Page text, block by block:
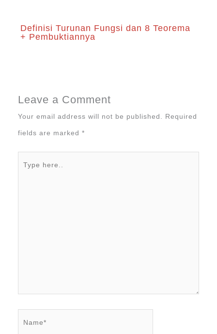
Definisi Turunan Fungsi dan 8 Teorema
+ Pembuktiannya
Leave a Comment
Your email address will not be published. Required
fields are marked *